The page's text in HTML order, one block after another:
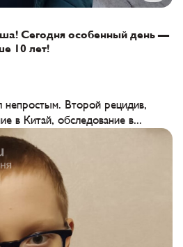
Сегодня особенный день —
10 лет!
Второй рецидив,
в Китай, обследование в...